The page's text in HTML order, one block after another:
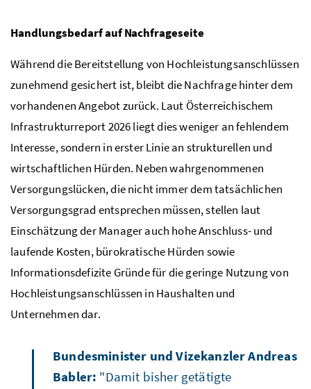
Handlungsbedarf auf Nachfrageseite
Während die Bereitstellung von Hochleistungsanschlüssen
zunehmend gesichert ist, bleibt die Nachfrage hinter dem
vorhandenen Angebot zurück. Laut Österreichischem
Infrastrukturreport 2026 liegt dies weniger an fehlendem
Interesse, sondern in erster Linie an strukturellen und
wirtschaftlichen Hürden. Neben wahrgenommenen
Versorgungslücken, die nicht immer dem tatsächlichen
Versorgungsgrad entsprechen müssen, stellen laut
Einschätzung der Manager auch hohe Anschluss- und
laufende Kosten, bürokratische Hürden sowie
Informationsdefizite Gründe für die geringe Nutzung von
Hochleistungsanschlüssen in Haushalten und
Unternehmen dar.
Bundesminister und Vizekanzler Andreas
Babler: "Damit bisher getätigte